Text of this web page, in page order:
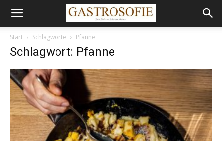
Start Schlagworte Pfanne
Schlagwort: Pfanne